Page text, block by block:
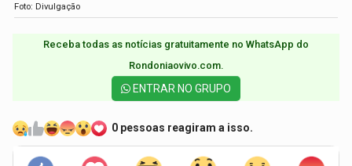
Foto: Divulgação
Receba todas as notícias gratuitamente no WhatsApp do
Rondoniaovivo.com.​
ENTRAR NO GRUPO
0 pessoas reagiram a isso.